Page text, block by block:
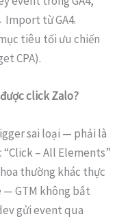
Import từ GA4.
tiêu tối ưu chiến
CPA).
click Zalo?
sai loại — phải là
– All Elements”
thường khác thực
GTM không bắt
gửi event qua